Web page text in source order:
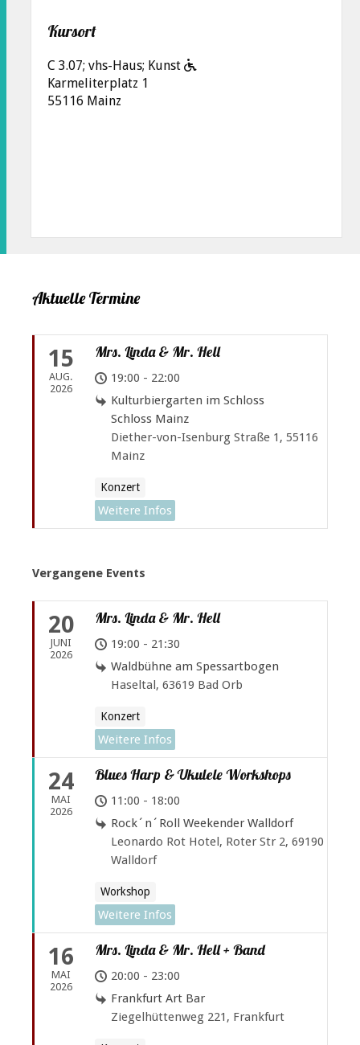
Kursort
C 3.07; vhs-Haus; Kunst
Karmeliterplatz 1
55116 Mainz
Aktuelle Termine
15
AUG.
2026
Mrs. Linda & Mr. Hell
19:00 - 22:00
Kulturbiergarten im Schloss
Schloss Mainz
Diether-von-Isenburg Straße 1, 55116
Mainz
Konzert
Weitere Infos
Vergangene Events
20
JUNI
2026
Mrs. Linda & Mr. Hell
19:00 - 21:30
Waldbühne am Spessartbogen
Haseltal, 63619 Bad Orb
Konzert
Weitere Infos
24
MAI
2026
Blues Harp & Ukulele Workshops
11:00 - 18:00
Rock´n´Roll Weekender Walldorf
Leonardo Rot Hotel, Roter Str 2, 69190
Walldorf
Workshop
Weitere Infos
16
MAI
2026
Mrs. Linda & Mr. Hell + Band
20:00 - 23:00
Frankfurt Art Bar
Ziegelhüttenweg 221, Frankfurt